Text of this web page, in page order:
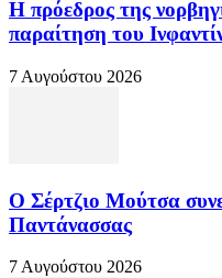
Η πρόεδρος της
παραίτηση του
7 Αυγούστου 2026
Ο Σέρτζιο Μούτσα
Παντάνασσας
7 Αυγούστου 2026